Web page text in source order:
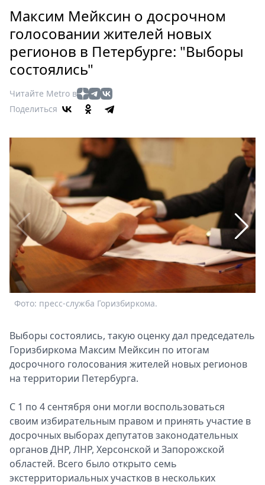
Россия
Мир
Здоровье
Еда
Мода
Театр
Афиша
Книги
Выставки
Пресс-
релизы
О
Metro
Стримы
Спецпроекты
Звезды
Выборы
Скачай
Metro
Максим Мейксин о досрочном
голосовании жителей новых
регионов в Петербурге: "Выборы
состоялись"
Читайте Metro в
Поделиться
Фото: пресс-служба Горизбиркома.
Выборы состоялись, такую оценку дал председатель
Горизбиркома Максим Мейксин по итогам
досрочного голосования жителей новых регионов
на территории Петербурга.
С 1 по 4 сентября они могли воспользоваться
своим избирательным правом и принять участие в
досрочных выборах депутатов законодательных
органов ДНР, ЛНР, Херсонской и Запорожской
областей. Всего было открыто семь
экстерриториальных участков в нескольких